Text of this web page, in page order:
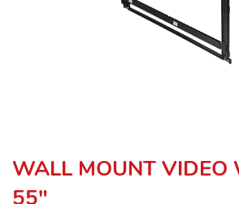
WALL MOUNT VIDEO
55"